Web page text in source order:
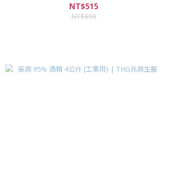
NT$515
NT$650